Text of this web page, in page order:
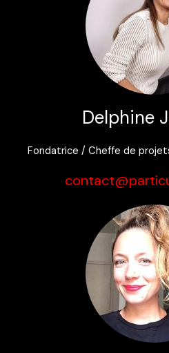
Delphine
Fondatrice / Cheffe de